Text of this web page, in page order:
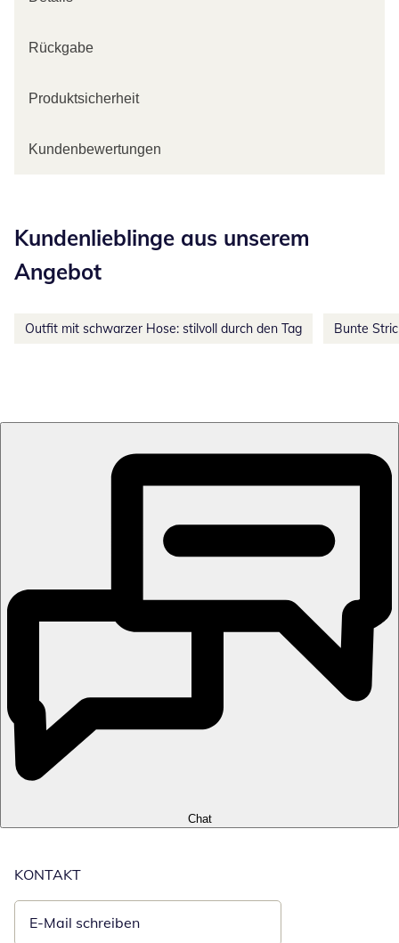
Rückgabe
Produktsicherheit
Kundenbewertungen
Kundenlieblinge aus unserem
Angebot
Outfit mit schwarzer Hose: stilvoll durch den Tag Bunte
Chat
KONTAKT
E-Mail schreiben
Öffnet E-Mail-Client